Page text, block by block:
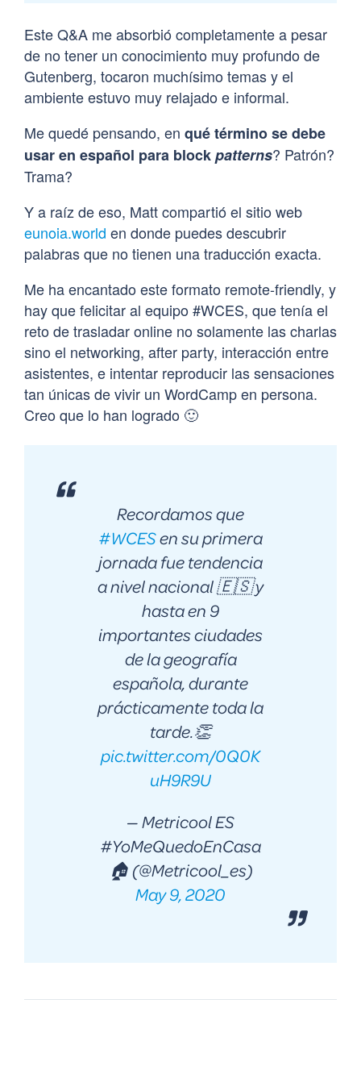
Este Q&A me absorbió completamente a pesar
de no tener un conocimiento muy profundo de
Gutenberg, tocaron muchísimo temas y el
ambiente estuvo muy relajado e informal.
Me quedé pensando, en qué término se debe
usar en español para blockpatterns? Patrón?
Trama?
Y a raíz de eso, Matt compartió el sitio web
eunoia.world en donde puedes descubrir
palabras que no tienen una traducción exacta.
Me ha encantado este formato remote-friendly, y
hay que felicitar al equipo #WCES, que tenía el
reto de trasladar online no solamente las charlas
sino el networking, after party, interacción entre
asistentes, e intentar reproducir las sensaciones
tan únicas de vivir un WordCamp en persona.
Creo que lo han logrado 🙂
Recordamos que
#WCESen su primera
jornada fue tendencia
a nivel nacional 🇪🇸 y
hasta en 9
importantes ciudades
de la geografía
española, durante
prácticamente toda la
tarde.👏
pic.twitter.com/0Q0K
uH9R9U
— Metricool ES
#YoMeQuedoEnCasa
🏠 (@Metricool_es)
May 9, 2020